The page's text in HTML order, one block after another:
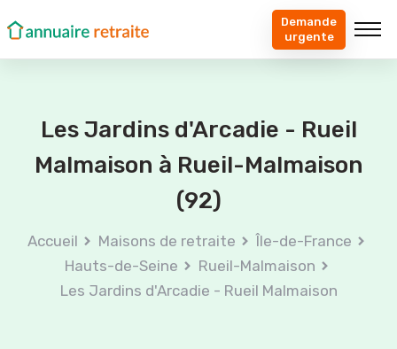
Demande
urgente
Les Jardins d'Arcadie - Rueil
Malmaison à Rueil-Malmaison
(92)
Accueil Maisons de retraite
Île-de-France
Hauts-de-Seine
Rueil-Malmaison
Les Jardins d'Arcadie - Rueil Malmaison